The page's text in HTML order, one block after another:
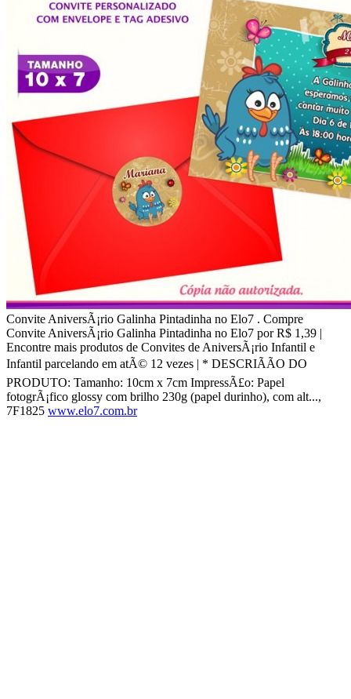
Convite AniversÃ¡rio Galinha Pintadinha no Elo7 . Compre
Convite AniversÃ¡rio Galinha Pintadinha no Elo7 por R$ 1,39 |
Encontre mais produtos de Convites de AniversÃ¡rio Infantil e
Infantil parcelando em atÃ© 12 vezes | * DESCRIÃÃO DO
PRODUTO: Tamanho: 10cm x 7cm ImpressÃ£o: Papel
fotogrÃ¡fico glossy com brilho 230g (papel durinho), com alt...,
7F1825 www.elo7.com.br